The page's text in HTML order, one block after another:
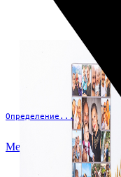
Определение...
Меню